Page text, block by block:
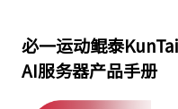
必一运动鲲泰
AI服务器产品手册